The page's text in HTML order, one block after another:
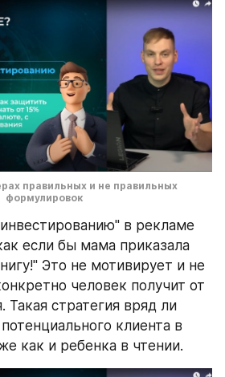
правильных и не правильных
формулировок
в рекламе
если бы мама приказала
Это не мотивирует и не
человек получит от
Такая стратегия вряд ли
клиента в
как и ребенка в чтении.